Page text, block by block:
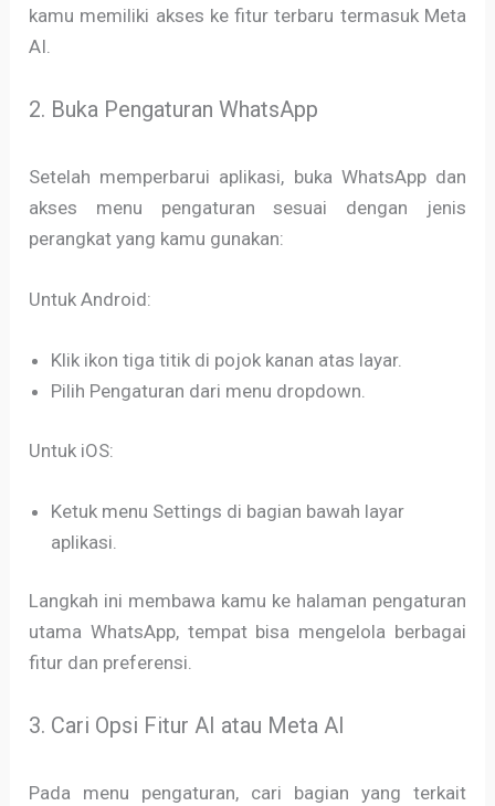
kamu memiliki akses ke fitur terbaru termasuk Meta
AI.
2. Buka Pengaturan WhatsApp
Setelah memperbarui aplikasi, buka WhatsApp dan
akses menu pengaturan sesuai dengan jenis
perangkat yang kamu gunakan:
Untuk Android:
Klik ikon tiga titik di pojok kanan atas layar.
Pilih Pengaturan dari menu dropdown.
Untuk iOS:
Ketuk menu Settings di bagian bawah layar
aplikasi.
Langkah ini membawa kamu ke halaman pengaturan
utama WhatsApp, tempat bisa mengelola berbagai
fitur dan preferensi.
3. Cari Opsi Fitur AI atau Meta AI
Pada menu pengaturan, cari bagian yang terkait